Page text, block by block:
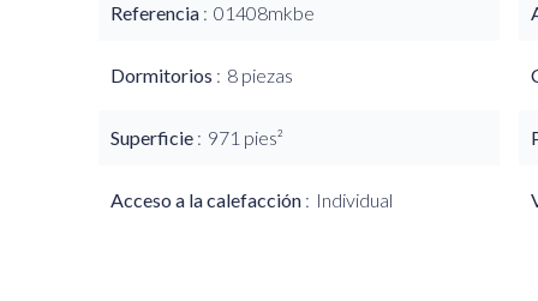
Referencia 01408mkbe
Dormitorios 8 piezas
Superficie 971 pies²
Acceso a la calefacción Individual